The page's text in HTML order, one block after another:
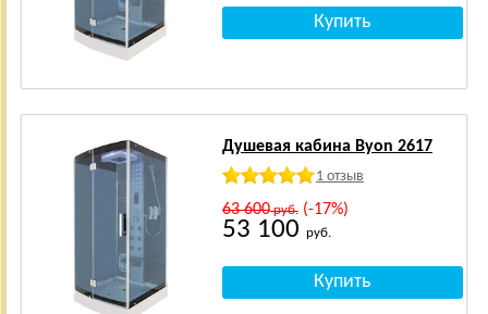
Душевая кабина Byon 2617
1 отзыв
63 600руб.(-17%)
53 100 руб.